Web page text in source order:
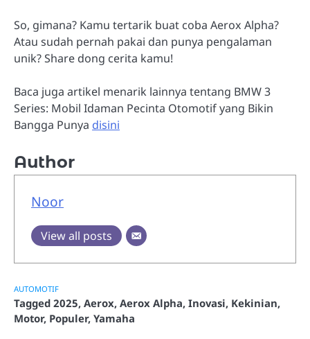
So, gimana? Kamu tertarik buat coba Aerox Alpha?
Atau sudah pernah pakai dan punya pengalaman
unik? Share dong cerita kamu!
Baca juga artikel menarik lainnya tentang BMW 3
Series: Mobil Idaman Pecinta Otomotif yang Bikin
Bangga Punya disini
Author
Noor
View all posts
AUTOMOTIF
Tagged 2025, Aerox, Aerox Alpha, Inovasi, Kekinian,
Motor, Populer, Yamaha